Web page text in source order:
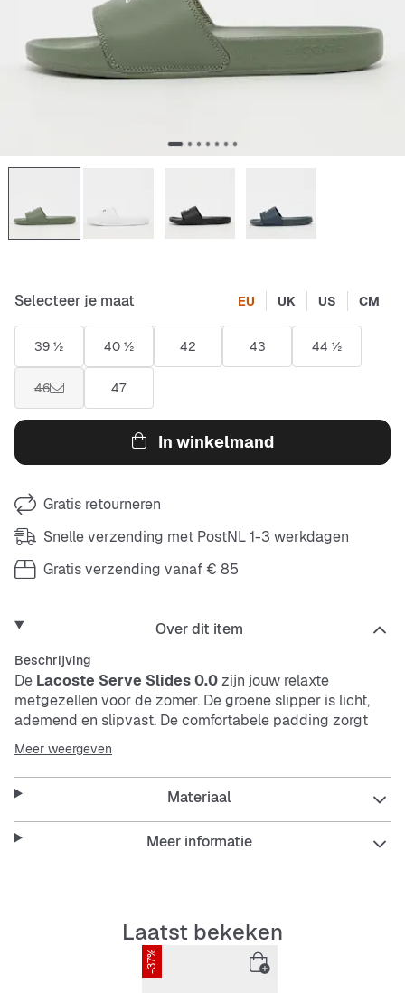
Selecteer je maat EU UK US CM
39 ½ 40 ½ 42 43 44 ½
46 47
In winkelmand
Gratis retourneren
Snelle verzending met PostNL 1-3 werkdagen
Gratis verzending vanaf € 85
Over dit item
Beschrijving
De Lacoste Serve Slides 0.0zijn jouw relaxte
metgezellen voor de zomer. De groene slipper is licht,
ademend en slipvast. De comfortabele padding zorgt
voor draagcomfort, terwijl de slijtvast zool stabiliteit
biedt in het dagelijks gebruik.
Comfortabele padding voor optimaal draagcomfort
Slijtvast, slipvast en flexibele buitenzool
Meer weergeven
Materiaal
Meer informatie
Laatst bekeken
-37%